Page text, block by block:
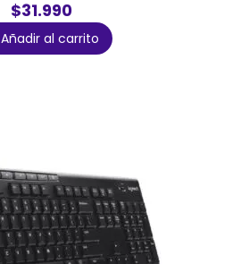
$31.990
Añadir al carrito